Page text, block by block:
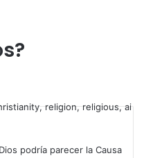
podría parecer la Causa